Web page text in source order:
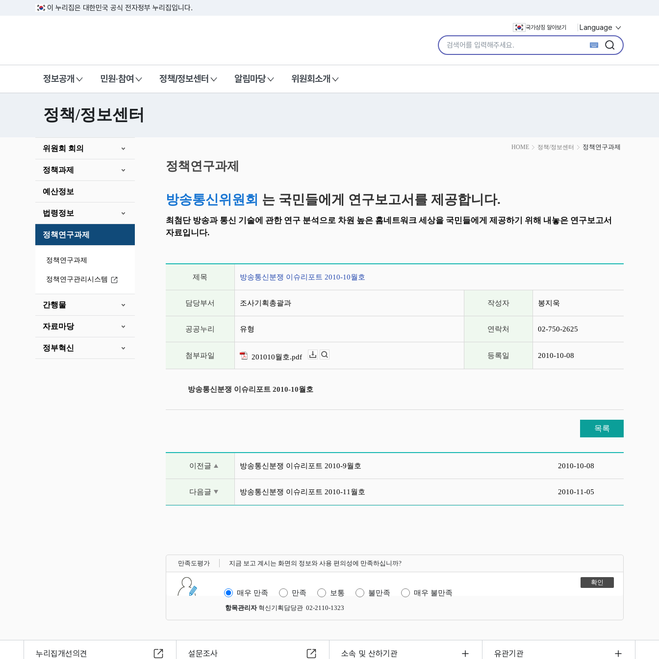
이 누리집은 대한민국 공식 전자정부 누리집입니다.
국가상징 알아보기 Language
통합검색어 입력
검색
검색
정보공개 민원·참여 정책/정보센터 알림마당 위원회소개
정책/정보센터
위원회 회의
정책과제
예산정보
법령정보
정책연구과제
정책연구과제
정책연구관리시스템
간행물
자료마당
정부혁신
HOME 정책/정보센터 정책연구과제
시
작
정책연구과제
방송통신위원회 는 국민들에게 연구보고서를 제공합니다.
최첨단 방송과 통신 기술에 관한 연구 분석으로 차원 높은 홈네트워크 세상을 국민들에게 제공하기 위해 내놓은 연구보고서
자료입니다.
제목 방송통신분쟁 이슈리포트 2010-10월호
담당부서 조사기획총괄과 작성자 봉지욱
공공누리 유형 연락처 02-750-2625
첨부파일 201010월호.pdf 등록일 2010-10-08
방송통신분쟁 이슈리포트 2010-10월호
목록
이전글 방송통신분쟁 이슈리포트 2010-9월호 2010-10-08
다음글 방송통신분쟁 이슈리포트 2010-11월호 2010-11-05
만족도평가 지금 보고 계시는 화면의 정보와 사용 편의성에 만족하십니까?
매우 만족 만족 보통 불만족 매우 불만족
항목관리자혁신기획담당관 02-2110-1323
누리집개선의견 설문조사 소속 및 산하기관 유관기관